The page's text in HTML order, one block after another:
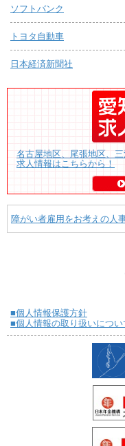
ソフトバンク
トヨタ自動車
日本経済新聞社
名古屋地区、尾張地区、
求人情報はこちらから！
障がい者雇用をお考えの人
■個人情報保護方針
■個人情報の取り扱いについ